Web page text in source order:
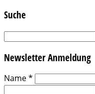
Suche
Suchen
Newsletter Anmeldung
Name*